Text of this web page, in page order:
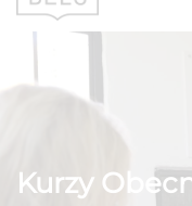
Kurzy